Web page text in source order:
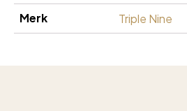
Merk Triple Nine